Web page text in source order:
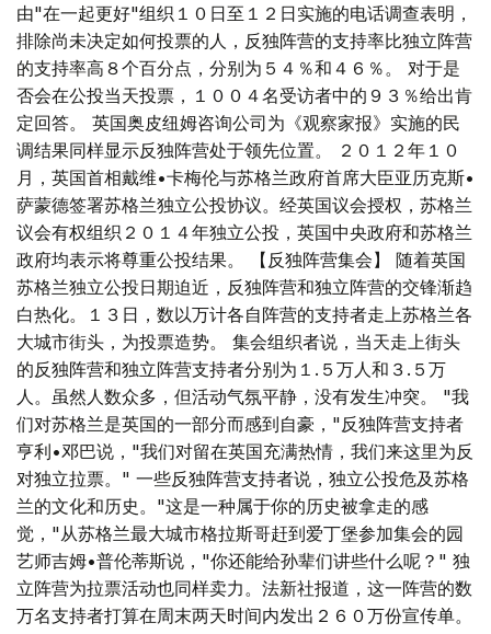
由"在一起更好"组织１０日至１２日实施的电话调查表明，
排除尚未决定如何投票的人，反独阵营的支持率比独立阵营
的支持率高８个百分点，分别为５４％和４６％。 对于是
否会在公投当天投票，１００４名受访者中的９３％给出肯
定回答。 英国奥皮纽姆咨询公司为《观察家报》实施的民
调结果同样显示反独阵营处于领先位置。 ２０１２年１０
月，英国首相戴维•卡梅伦与苏格兰政府首席大臣亚历克斯•
萨蒙德签署苏格兰独立公投协议。经英国议会授权，苏格兰
议会有权组织２０１４年独立公投，英国中央政府和苏格兰
政府均表示将尊重公投结果。 【反独阵营集会】 随着英国
苏格兰独立公投日期迫近，反独阵营和独立阵营的交锋渐趋
白热化。１３日，数以万计各自阵营的支持者走上苏格兰各
大城市街头，为投票造势。 集会组织者说，当天走上街头
的反独阵营和独立阵营支持者分别为１.５万人和３.５万
人。虽然人数众多，但活动气氛平静，没有发生冲突。 "我
们对苏格兰是英国的一部分而感到自豪，"反独阵营支持者
亨利•邓巴说，"我们对留在英国充满热情，我们来这里为反
对独立拉票。" 一些反独阵营支持者说，独立公投危及苏格
兰的文化和历史。"这是一种属于你的历史被拿走的感
觉，"从苏格兰最大城市格拉斯哥赶到爱丁堡参加集会的园
艺师吉姆•普伦蒂斯说，"你还能给孙辈们讲些什么呢？" 独
立阵营为拉票活动也同样卖力。法新社报道，这一阵营的数
万名支持者打算在周末两天时间内发出２６０万份宣传单。